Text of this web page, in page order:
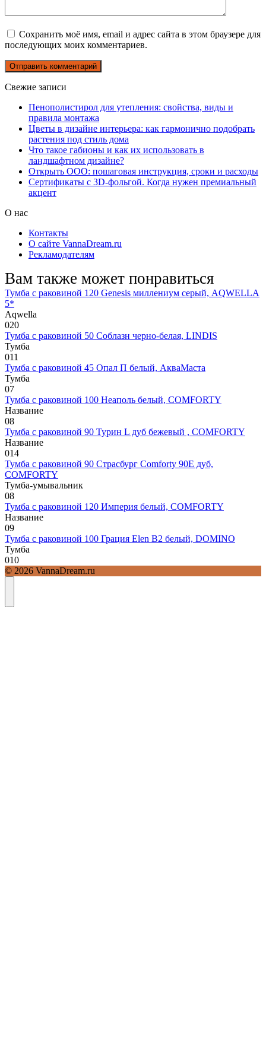
Сохранить моё имя, email и адрес сайта в этом браузере для
последующих моих комментариев.
Свежие записи
Пенополистирол для утепления: свойства, виды и
правила монтажа
Цветы в дизайне интерьера: как гармонично подобрать
растения под стиль дома
Что такое габионы и как их использовать в
ландшафтном дизайне?
Открыть ООО: пошаговая инструкция, сроки и расходы
Сертификаты с 3D-фольгой. Когда нужен премиальный
акцент
О нас
Контакты
О сайте VannaDream.ru
Рекламодателям
Вам также может понравиться
Тумба с раковиной 120 Genesis миллениум серый, AQWELLA
5*
Aqwella
020
Тумба с раковиной 50 Соблазн черно-белая, LINDIS
Тумба
011
Тумба с раковиной 45 Опал П белый, АкваМаста
Тумба
07
Тумба с раковиной 100 Неаполь белый, COMFORTY
Название
08
Тумба с раковиной 90 Турин L дуб бежевый , COMFORTY
Название
014
Тумба с раковиной 90 Страсбург Comforty 90E дуб,
COMFORTY
Тумба-умывальник
08
Тумба с раковиной 120 Империя белый, COMFORTY
Название
09
Тумба с раковиной 100 Грация Elen В2 белый, DOMINO
Тумба
010
© 2026 VannaDream.ru